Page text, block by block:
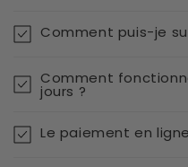
Comment puis-je
Comment
jours ?
Le paiement en